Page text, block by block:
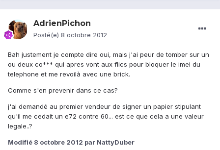
AdrienPichon
Posté(e) 8 octobre 2012
Bah justement je compte dire oui, mais j'ai peur de tomber sur un
ou deux co*** qui apres vont aux flics pour bloquer le imei du
telephone et me revoilà avec une brick.
Comme s'en prevenir dans ce cas?
j'ai demandé au premier vendeur de signer un papier stipulant
qu'il me cedait un e72 contre 60... est ce que cela a une valeur
legale..?
Modifié 8 octobre 2012 par NattyDuber